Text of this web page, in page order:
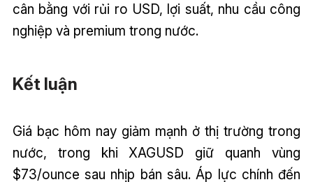
cân bằng với rủi ro USD, lợi suất, nhu cầu công
nghiệp và premium trong nước.
Kết luận
Giá bạc hôm nay giảm mạnh ở thị trường trong
nước, trong khi XAGUSD giữ quanh vùng
$73/ounce sau nhịp bán sâu. Áp lực chính đến